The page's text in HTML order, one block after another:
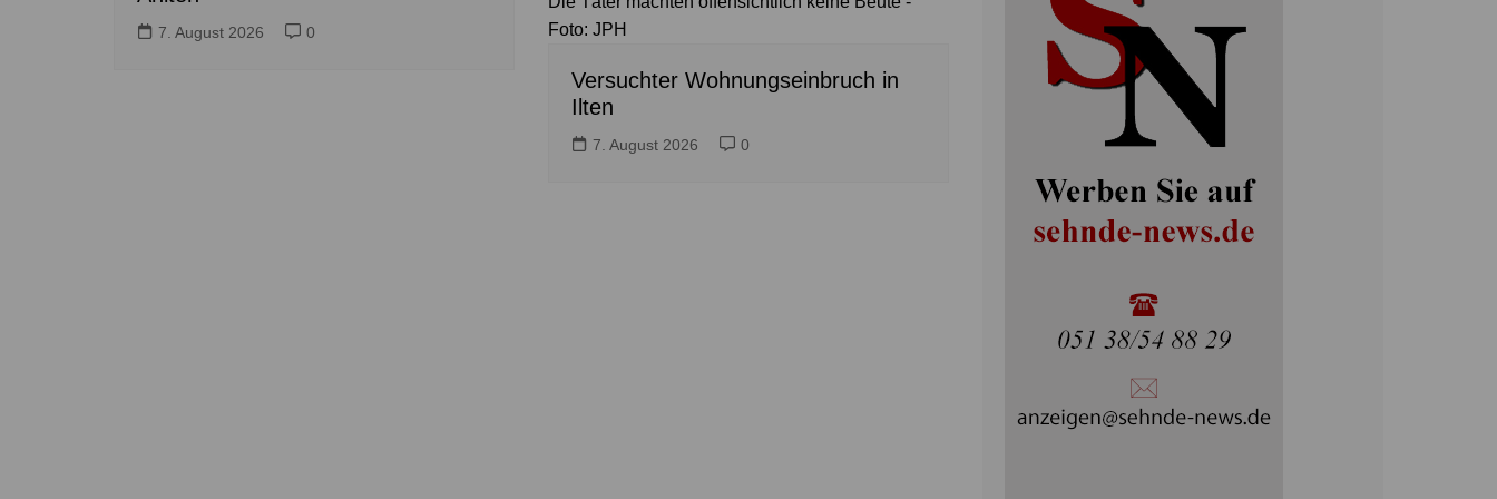
7. August 2026 0
Foto: JPH
Versuchter Wohnungseinbruch in
Ilten
7. August 2026 0